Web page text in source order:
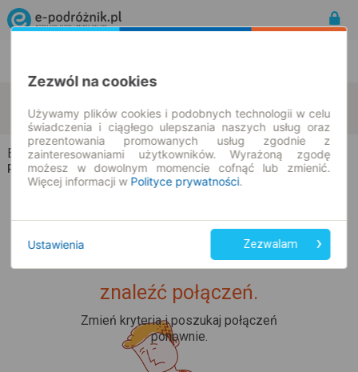
10.08.2026 | -- : --
zmień kryteria
Biebrza → Czarna Wieś
Rozkład jazdy i bilety
Upss... Nie udało nam się
znaleźć połączeń.
Zmień kryteria i poszukaj połączeń
ponownie.
Zezwól na cookies
Używamy plików cookies i podobnych technologii w celu
świadczenia i ciągłego ulepszania naszych usług oraz
prezentowania promowanych usług zgodnie z
zainteresowaniami użytkowników. Wyrażoną zgodę
możesz w dowolnym momencie cofnąć lub zmienić.
Więcej informacji w Polityce prywatności.
Ustawienia Zezwalam